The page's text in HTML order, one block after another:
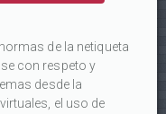
de la netiqueta
con respeto y
desde la
el uso de